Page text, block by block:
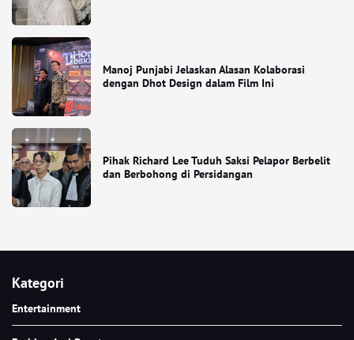
Manoj Punjabi Jelaskan Alasan Kolaborasi
dengan Dhot Design dalam Film Ini
Pihak Richard Lee Tuduh Saksi Pelapor Berbelit
dan Berbohong di Persidangan
Kategori
Entertainment